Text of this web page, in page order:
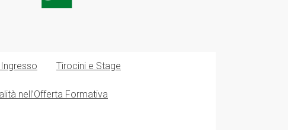
Tirocini e Stage
nell’Offerta Formativa